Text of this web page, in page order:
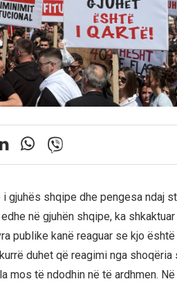
gjuhës shqipe dhe pengesa ndaj
në gjuhën shqipe, ka
publike kanë reaguar se kjo është
duhet që reagimi nga shoqëria
mos të ndodhin në të ardhmen.